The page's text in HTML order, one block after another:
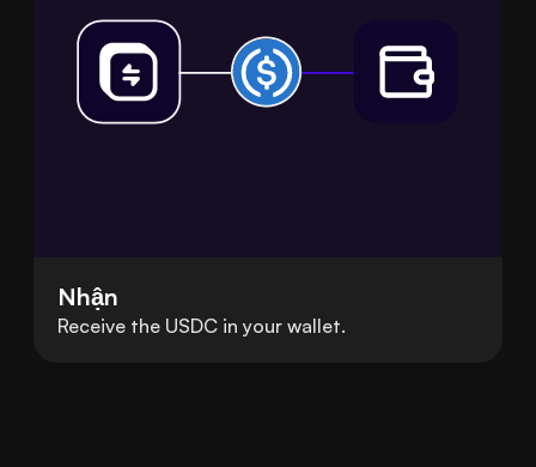
Nhận
Receive the USDC in your wallet.